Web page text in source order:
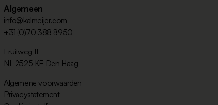
Algemeen
info@kalmeijer.com
+31 (0)70 388 8950
Fruitweg 11
NL 2525 KE Den Haag
Algemene voorwaarden
Privacystatement